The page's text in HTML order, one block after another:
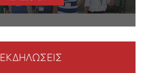
ΕΚΔΗΛΩΣΕΙΣ